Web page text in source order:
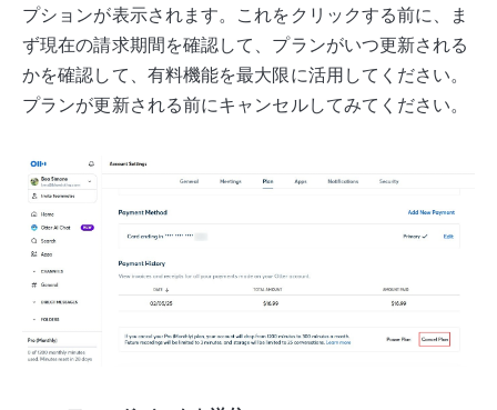
プションが表示されます。これをクリックする前に、ま
ず現在の請求期間を確認して、プランがいつ更新される
かを確認して、有料機能を最大限に活用してください。
プランが更新される前にキャンセルしてみてください。